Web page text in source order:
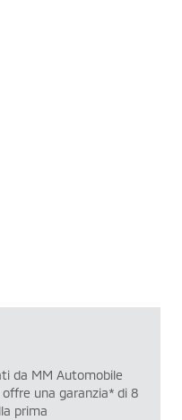
da MM Automobile
una garanzia* di 8
prima